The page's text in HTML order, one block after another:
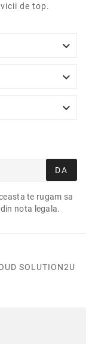
de top.



DA
te rugam sa
nota legala.
SOLUTION2U